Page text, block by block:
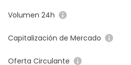
Volumen 24h
Capitalización de Mercado
Oferta Circulante